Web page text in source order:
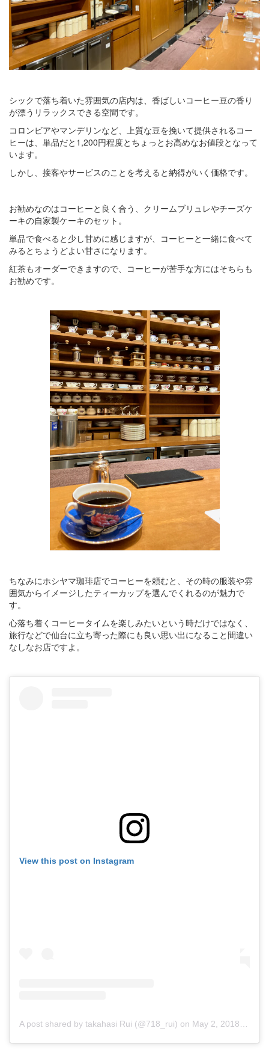
シックで落ち着いた雰囲気の店内は、香ばしいコーヒー豆の香り
が漂うリラックスできる空間です。
コロンビアやマンデリンなど、上質な豆を挽いて提供されるコー
ヒーは、単品だと1,200円程度とちょっとお高めなお値段となって
います。
しかし、接客やサービスのことを考えると納得がいく価格です。
お勧めなのはコーヒーと良く合う、クリームブリュレやチーズケ
ーキの自家製ケーキのセット。
単品で食べると少し甘めに感じますが、コーヒーと一緒に食べて
みるとちょうどよい甘さになります。
紅茶もオーダーできますので、コーヒーが苦手な方にはそちらも
お勧めです。
ちなみにホシヤマ珈琲店でコーヒーを頼むと、その時の服装や雰
囲気からイメージしたティーカップを選んでくれるのが魅力で
す。
心落ち着くコーヒータイムを楽しみたいという時だけではなく、
旅行などで仙台に立ち寄った際にも良い思い出になること間違い
なしなお店ですよ。
View this post on Instagram
A post shared by takahasi Rui (@718_rui) on May 2, 2018 at 1:03am PDT